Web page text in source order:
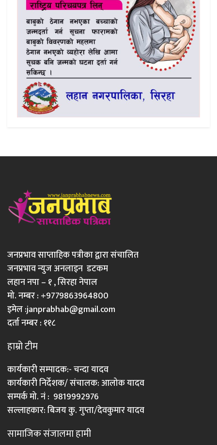
जनप्रभाव साप्ताहिक पत्रीका द्वारा संचालित
जनप्रभाव न्युज अनलाइन डटकम
लहान नपा – १ , सिरहा नेपाल
मो. नम्बर : +9779863964800
इमेल :janprabhab@gmail.com
दर्ता नम्बर : ११८
हाम्रो टीम
कार्यकारी सम्पादक:- चन्दा यादव
कार्यकारी निर्देशक/ संचालक: आलोक यादव
सम्पर्क मो. नं : 9819992976
सल्लाहकार: बिजय कु. गुप्ता/देवकुमार यादव
सामाजिक संजालमा हामी